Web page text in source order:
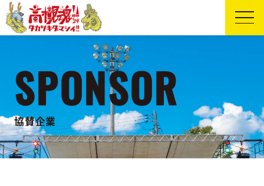
SPONSOR
協賛企業